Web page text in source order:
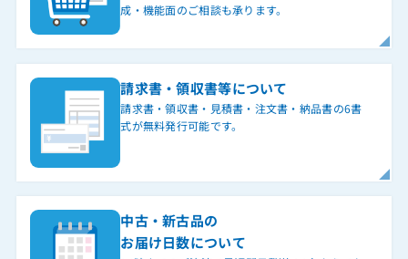
成・機能面のご相談も承ります。
請求書・領収書等について
請求書・領収書・見積書・注文書・納品書の6書
式が無料発行可能です。
中古・新古品の
お届け日数について